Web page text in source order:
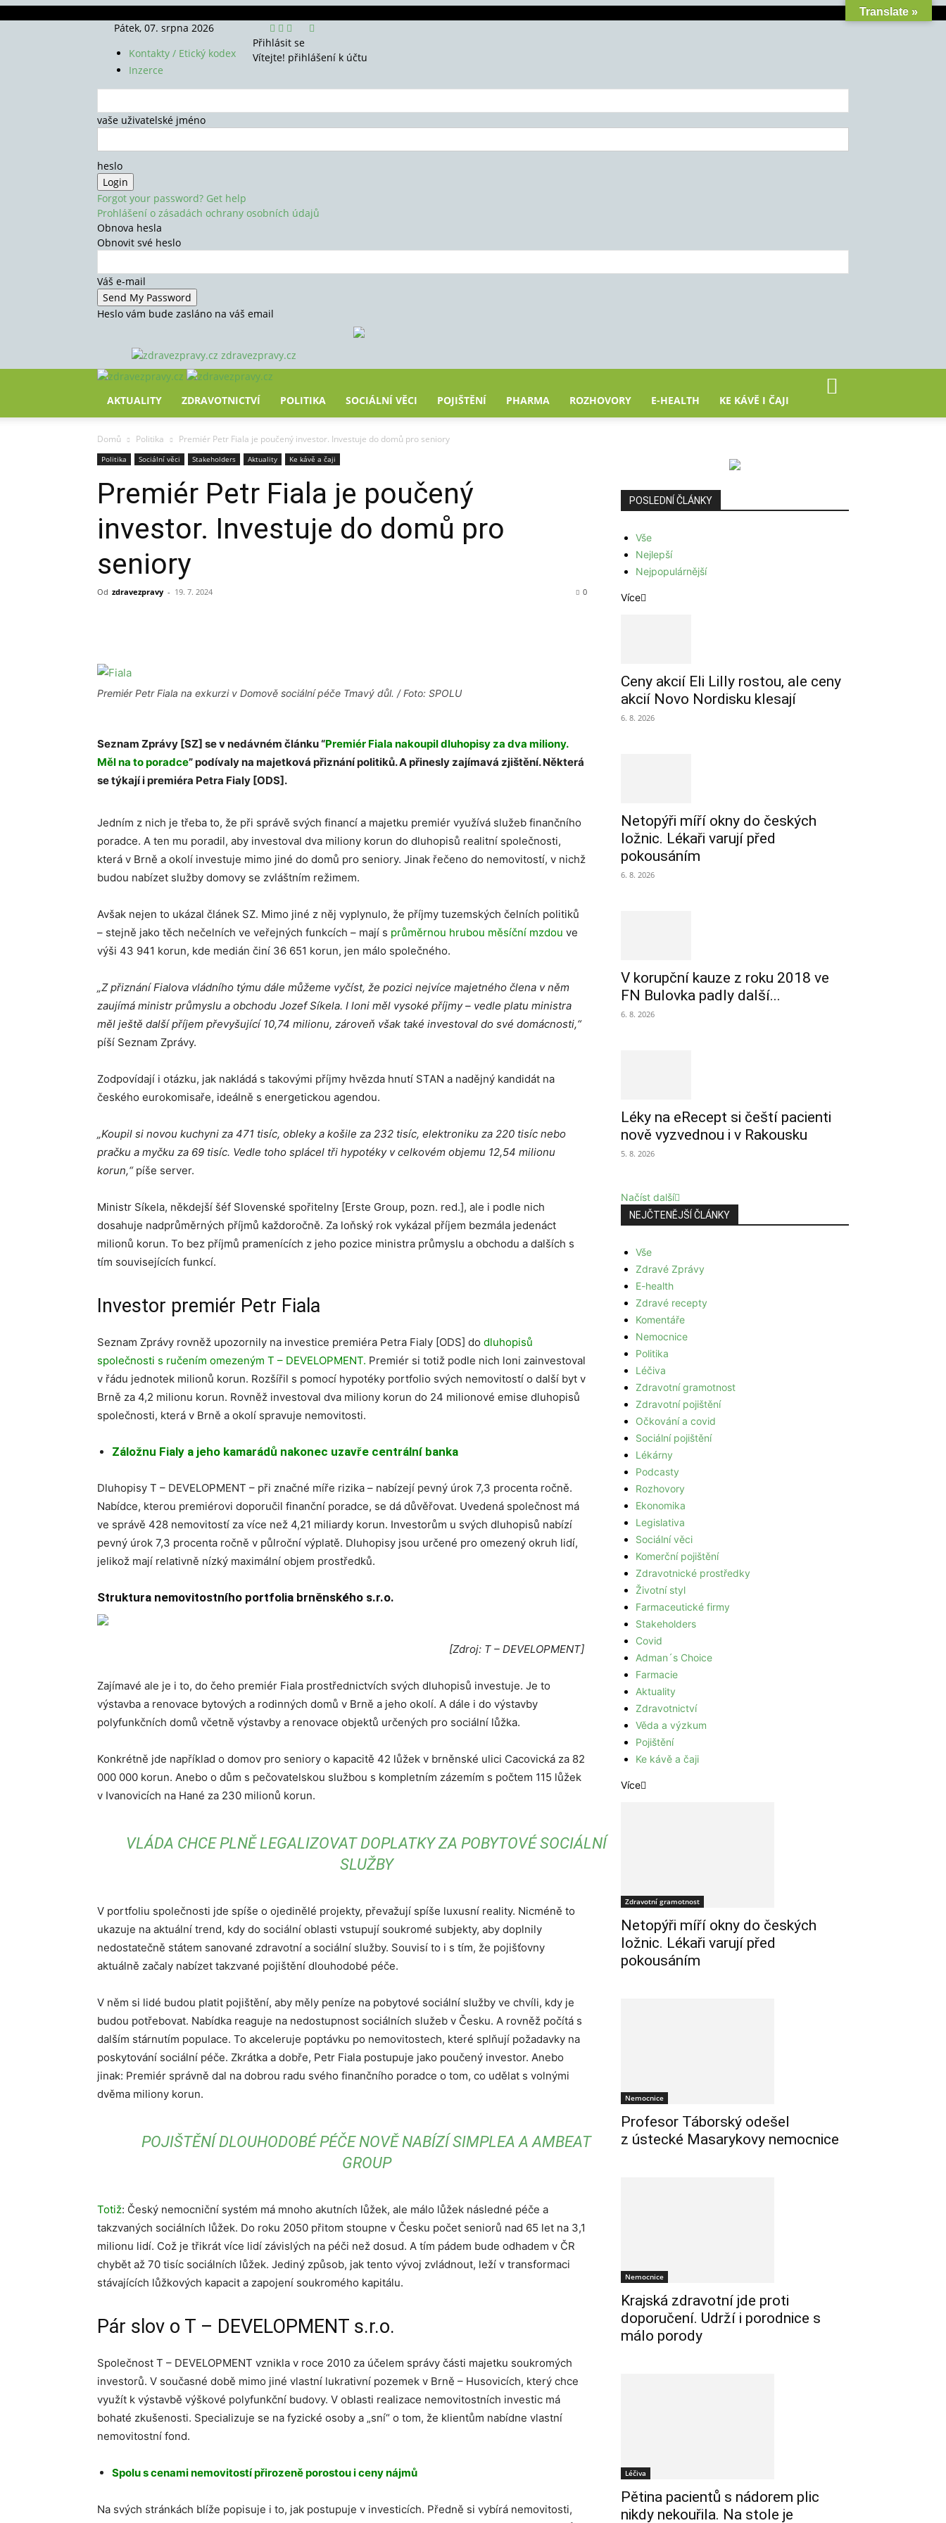
Pátek, 07. srpna 2026
Kontakty / Etický kodex
Inzerce
Přihlásit se
Vítejte! přihlášení k účtu
vaše uživatelské jméno
heslo
Forgot your password? Get help
Prohlášení o zásadách ochrany osobních údajů
Obnova hesla
Obnovit své heslo
Váš e-mail
Heslo vám bude zasláno na váš email
zdravezpravy.cz
AKTUALITY ZDRAVOTNICTVÍ POLITIKA SOCIÁLNÍ VĚCI POJIŠTĚNÍ PHARMA ROZHOVORY E-HEALTH KE KÁVĚ I ČAJI
Domů Politika Premiér Petr Fiala je poučený investor. Investuje do domů pro seniory
Politika Sociální věci Stakeholders Aktuality Ke kávě a čaji
Premiér Petr Fiala je poučený
investor. Investuje do domů pro
seniory
Od zdravezpravy - 19. 7. 2024 0
Premiér Petr Fiala na exkurzi v Domově sociální péče Tmavý důl. / Foto: SPOLU
Seznam Zprávy [SZ] se v nedávném článku “Premiér Fiala nakoupil dluhopisy za dva miliony.
Měl na to poradce” podívaly na majetková přiznání politiků. A přinesly zajímavá zjištění. Některá
se týkají i premiéra Petra Fialy [ODS].
Jedním z nich je třeba to, že při správě svých financí a majetku premiér využívá služeb finančního
poradce. A ten mu poradil, aby investoval dva miliony korun do dluhopisů realitní společnosti,
která v Brně a okolí investuje mimo jiné do domů pro seniory. Jinak řečeno do nemovitostí, v nichž
budou nabízet služby domovy se zvláštním režimem.
Avšak nejen to ukázal článek SZ. Mimo jiné z něj vyplynulo, že příjmy tuzemských čelních politiků
– stejně jako těch nečelních ve veřejných funkcích – mají s průměrnou hrubou měsíční mzdou ve
výši 43 941 korun, kde medián činí 36 651 korun, jen málo společného.
„Z přiznání Fialova vládního týmu dále můžeme vyčíst, že pozici nejvíce majetného člena v něm
zaujímá ministr průmyslu a obchodu Jozef Síkela. I loni měl vysoké příjmy – vedle platu ministra
měl ještě další příjem převyšující 10,74 milionu, zároveň však také investoval do své domácnosti,“
píší Seznam Zprávy.
Zodpovídají i otázku, jak nakládá s takovými příjmy hvězda hnutí STAN a nadějný kandidát na
českého eurokomisaře, ideálně s energetickou agendou.
„Koupil si novou kuchyni za 471 tisíc, obleky a košile za 232 tisíc, elektroniku za 220 tisíc nebo
pračku a myčku za 69 tisíc. Vedle toho splácel tři hypotéky v celkovém objemu 12,54 milionu
korun,“píše server.
Ministr Síkela, někdejší šéf Slovenské spořitelny [Erste Group, pozn. red.], ale i podle nich
dosahuje nadprůměrných příjmů každoročně. Za loňský rok vykázal příjem bezmála jedenáct
milionů korun. To bez příjmů pramenících z jeho pozice ministra průmyslu a obchodu a dalších s
tím souvisejících funkcí.
Investor premiér Petr Fiala
Seznam Zprávy rovněž upozornily na investice premiéra Petra Fialy [ODS] do dluhopisů
společnosti s ručením omezeným T – DEVELOPMENT. Premiér si totiž podle nich loni zainvestoval
v řádu jednotek milionů korun. Rozšířil s pomocí hypotéky portfolio svých nemovitostí o další byt v
Brně za 4,2 milionu korun. Rovněž investoval dva miliony korun do 24 milionové emise dluhopisů
společnosti, která v Brně a okolí spravuje nemovitosti.
Záložnu Fialy a jeho kamarádů nakonec uzavře centrální banka
Dluhopisy T – DEVELOPMENT – při značné míře rizika – nabízejí pevný úrok 7,3 procenta ročně.
Nabídce, kterou premiérovi doporučil finanční poradce, se dá důvěřovat. Uvedená společnost má
ve správě 428 nemovitostí za více než 4,21 miliardy korun. Investorům u svých dluhopisů nabízí
pevný úrok 7,3 procenta ročně v půlroční výplatě. Dluhopisy jsou určené pro omezený okruh lidí,
jelikož mají relativně nízký maximální objem prostředků.
Struktura nemovitostního portfolia brněnského s.r.o.
[Zdroj: T – DEVELOPMENT]
Zajímavé ale je i to, do čeho premiér Fiala prostřednictvích svých dluhopisů investuje. Je to
výstavba a renovace bytových a rodinných domů v Brně a jeho okolí. A dále i do výstavby
polyfunkčních domů včetně výstavby a renovace objektů určených pro sociální lůžka.
Konkrétně jde například o domov pro seniory o kapacitě 42 lůžek v brněnské ulici Cacovická za 82
000 000 korun. Anebo o dům s pečovatelskou službou s kompletním zázemím s počtem 115 lůžek
v Ivanovicích na Hané za 230 milionů korun.
VLÁDA CHCE PLNĚ LEGALIZOVAT DOPLATKY ZA POBYTOVÉ SOCIÁLNÍ
SLUŽBY
V portfoliu společnosti jde spíše o ojedinělé projekty, převažují spíše luxusní reality. Nicméně to
ukazuje na aktuální trend, kdy do sociální oblasti vstupují soukromé subjekty, aby doplnily
nedostatečně státem sanované zdravotní a sociální služby. Souvisí to i s tím, že pojišťovny
aktuálně začaly nabízet takzvané pojištění dlouhodobé péče.
V něm si lidé budou platit pojištění, aby měly peníze na pobytové sociální služby ve chvíli, kdy je
budou potřebovat. Nabídka reaguje na nedostupnost sociálních služeb v Česku. A rovněž počítá s
dalším stárnutím populace. To akceleruje poptávku po nemovitostech, které splňují požadavky na
poskytování sociální péče. Zkrátka a dobře, Petr Fiala postupuje jako poučený investor. Anebo
jinak: Premiér správně dal na dobrou radu svého finančního poradce o tom, co udělat s volnými
dvěma miliony korun.
POJIŠTĚNÍ DLOUHODOBÉ PÉČE NOVĚ NABÍZÍ SIMPLEA A AMBEAT
GROUP
Totiž: Český nemocniční systém má mnoho akutních lůžek, ale málo lůžek následné péče a
takzvaných sociálních lůžek. Do roku 2050 přitom stoupne v Česku počet seniorů nad 65 let na 3,1
milionu lidí. Což je třikrát více lidí závislých na péči než dosud. A tím pádem bude odhadem v ČR
chybět až 70 tisíc sociálních lůžek. Jediný způsob, jak tento vývoj zvládnout, leží v transformaci
stávajících lůžkových kapacit a zapojení soukromého kapitálu.
Pár slov o T – DEVELOPMENT s.r.o.
Společnost T – DEVELOPMENT vznikla v roce 2010 za účelem správy části majetku soukromých
investorů. V současné době mimo jiné vlastní lukrativní pozemek v Brně – Husovicích, který chce
využít k výstavbě výškové polyfunkční budovy. V oblasti realizace nemovitostních investic má
bohaté zkušenosti. Specializuje se na fyzické osoby a „sní“ o tom, že klientům nabídne vlastní
nemovitostní fond.
Spolu s cenami nemovitostí přirozeně porostou i ceny nájmů
Na svých stránkách blíže popisuje i to, jak postupuje v investicích. Předně si vybírá nemovitosti,
POSLEDNÍ ČLÁNKY
Vše
Nejlepší
Nejpopulárnější
Více
Ceny akcií Eli Lilly rostou, ale ceny
akcií Novo Nordisku klesají
6. 8. 2026
Netopýři míří okny do českých
ložnic. Lékaři varují před
pokousáním
6. 8. 2026
V korupční kauze z roku 2018 ve
FN Bulovka padly další...
6. 8. 2026
Léky na eRecept si čeští pacienti
nově vyzvednou i v Rakousku
5. 8. 2026
Načíst další
NEJČTENĚJŠÍ ČLÁNKY
Vše
Zdravé Zprávy
E-health
Zdravé recepty
Komentáře
Nemocnice
Politika
Léčiva
Zdravotní gramotnost
Zdravotní pojištění
Očkování a covid
Sociální pojištění
Lékárny
Podcasty
Rozhovory
Ekonomika
Legislativa
Sociální věci
Komerční pojištění
Zdravotnické prostředky
Životní styl
Farmaceutické firmy
Stakeholders
Covid
Adman´s Choice
Farmacie
Aktuality
Zdravotnictví
Věda a výzkum
Pojištění
Ke kávě a čaji
Více
Zdravotní gramotnost
Netopýři míří okny do českých
ložnic. Lékaři varují před
pokousáním
Nemocnice
Profesor Táborský odešel
z ústecké Masarykovy nemocnice
Nemocnice
Krajská zdravotní jde proti
doporučení. Udrží i porodnice s
málo porody
Léčiva
Pětina pacientů s nádorem plic
nikdy nekouřila. Na stole je
Translate »